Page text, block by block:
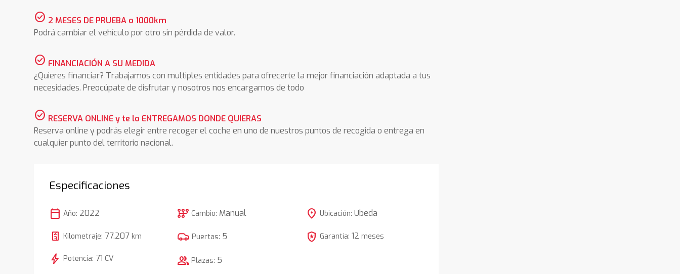
check_circle 2 MESES DE PRUEBA o 1000km
Podrá cambiar el vehículo por otro sin pérdida de valor.
check_circle FINANCIACIÓN A SU MEDIDA
¿Quieres financiar? Trabajamos con multiples entidades para ofrecerte la mejor financiación adaptada a tus
necesidades. Preocúpate de disfrutar y nosotros nos encargamos de todo
check_circle RESERVA ONLINE y te lo ENTREGAMOS DONDE QUIERAS
Reserva online y podrás elegir entre recoger el coche en uno de nuestros puntos de recogida o entrega en
cualquier punto del territorio nacional.
Especificaciones
calendar_today Año: 2022
Kilometraje: 77.207 km
bolt Potencia: 71 CV
auto_transmission Cambio: Manual
Puertas: 5
group Plazas: 5
location_on Ubicación: Ubeda
local_police Garantía: 12 meses